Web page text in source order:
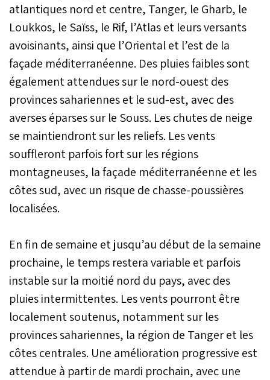
atlantiques nord et centre, Tanger, le Gharb, le
Loukkos, le Saïss, le Rif, l’Atlas et leurs versants
avoisinants, ainsi que l’Oriental et l’est de la
façade méditerranéenne. Des pluies faibles sont
également attendues sur le nord-ouest des
provinces sahariennes et le sud-est, avec des
averses éparses sur le Souss. Les chutes de neige
se maintiendront sur les reliefs. Les vents
souffleront parfois fort sur les régions
montagneuses, la façade méditerranéenne et les
côtes sud, avec un risque de chasse-poussières
localisées.
En fin de semaine et jusqu’au début de la semaine
prochaine, le temps restera variable et parfois
instable sur la moitié nord du pays, avec des
pluies intermittentes. Les vents pourront être
localement soutenus, notamment sur les
provinces sahariennes, la région de Tanger et les
côtes centrales. Une amélioration progressive est
attendue à partir de mardi prochain, avec une